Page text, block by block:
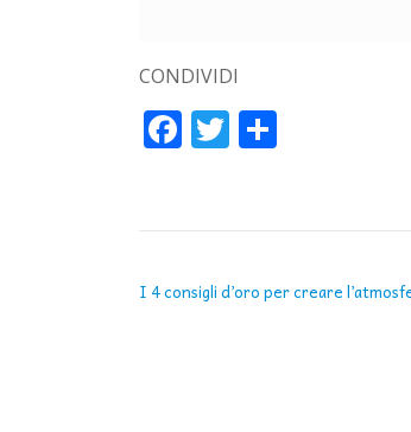
CONDIVIDI
FacebookTwitter
I 4 consigli d’oro per creare